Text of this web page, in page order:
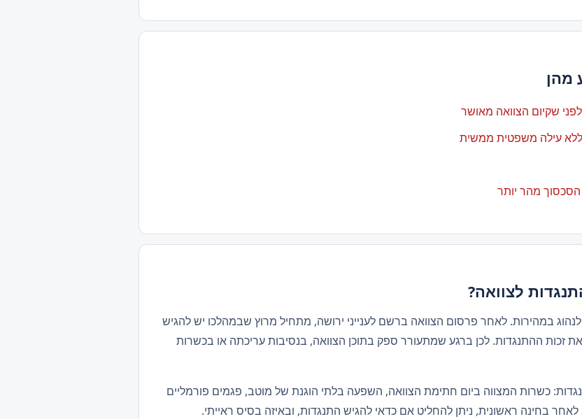
מהן
שקיום הצוואה מאושר
עילה משפטית ממשית
מהר יותר
לצוואה?
במהירות. לאחר פרסום הצוואה ברשם לענייני ירושה, מתחיל מרוץ שבמהלכו יש להגיש
זכות ההתנגדות. לכן ברגע שמתעורר ספק בתוכן הצוואה, בנסיבות עריכתה או בכשרות
כשרות המצווה ביום חתימת הצוואה, השפעה בלתי הוגנת של מוטב, פגמים פורמליים
בחינה ראשונית, ניתן להחליט אם כדאי להגיש התנגדות, ובאיזה בסיס ראייתי.